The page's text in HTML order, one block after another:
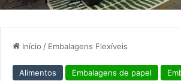
Início / Embalagens Flexíveis
Alimentos Embalagens de papel